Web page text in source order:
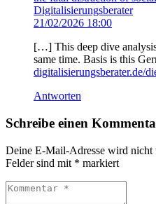
Digitalisierungsberater
21/02/2026 18:00
[…] This deep dive
same time. Basis is this
digitalisierungsberater.de/
Antworten
Schreibe einen
Deine E-Mail-Adresse wird nicht
Felder sind mit * markiert